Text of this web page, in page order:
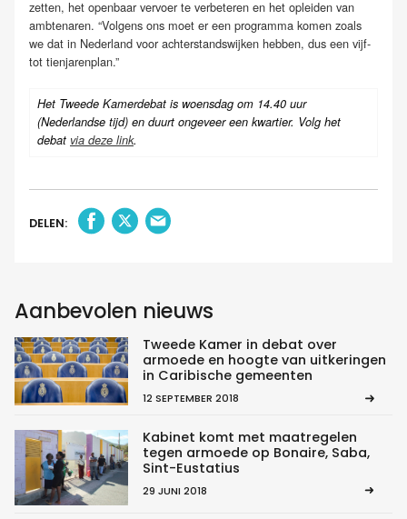
zetten, het openbaar vervoer te verbeteren en het opleiden van
ambtenaren. “Volgens ons moet er een programma komen zoals
we dat in Nederland voor achterstandswijken hebben, dus een vijf-
tot tienjarenplan.”
Het Tweede Kamerdebat is woensdag om 14.40 uur
(Nederlandse tijd) en duurt ongeveer een kwartier. Volg het
debat via deze link.
DELEN:
Aanbevolen nieuws
Tweede Kamer in debat over
armoede en hoogte van uitkeringen
in Caribische gemeenten
12 SEPTEMBER 2018
Kabinet komt met maatregelen
tegen armoede op Bonaire, Saba,
Sint-Eustatius
29 JUNI 2018